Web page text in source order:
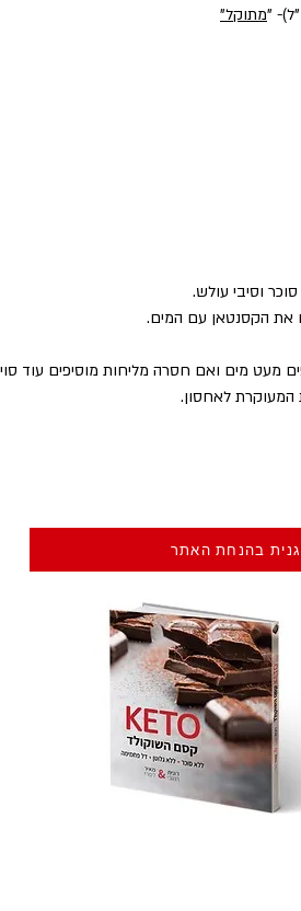
מתוקל"
וסיבי עולש.
את הקסנטאן עם המים.
מעט מים ואם חסרה מליחות מוסיפים עוד
המעוקרת לאחסון.
בהנחת האתר